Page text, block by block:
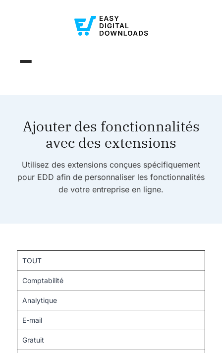
Ajouter des fonctionnalités
avec des extensions
Utilisez des extensions conçues spécifiquement
pour EDD afin de personnaliser les fonctionnalités
de votre entreprise en ligne.
TOUT
Comptabilité
Analytique
E-mail
Gratuit